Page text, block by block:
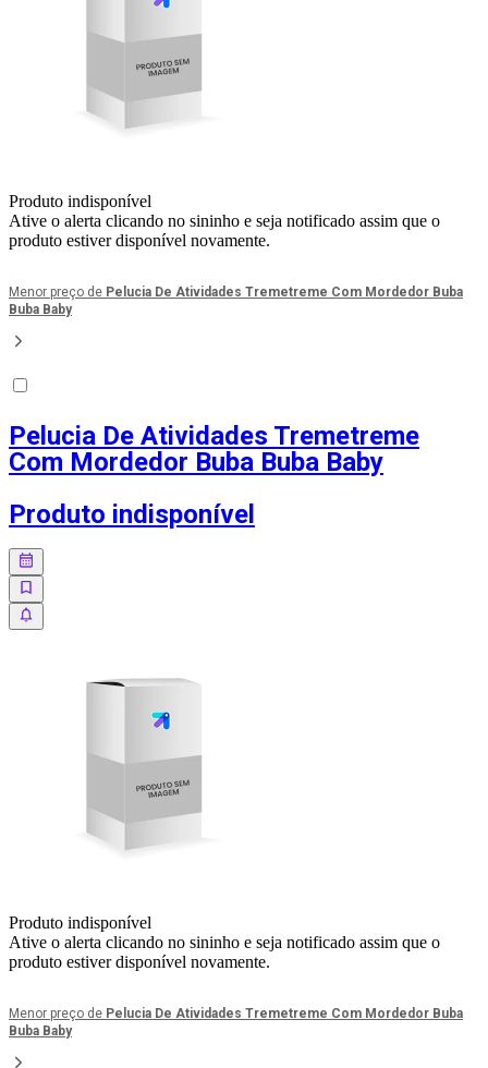
Produto indisponível
Ative o alerta clicando no sininho e seja notificado assim que o
produto estiver disponível novamente.
Menor preço de Pelucia De Atividades Tremetreme Com Mordedor Buba
Buba Baby
Pelucia De Atividades Tremetreme
Com Mordedor Buba Buba Baby
Produto indisponível
Produto indisponível
Ative o alerta clicando no sininho e seja notificado assim que o
produto estiver disponível novamente.
Menor preço de Pelucia De Atividades Tremetreme Com Mordedor Buba
Buba Baby